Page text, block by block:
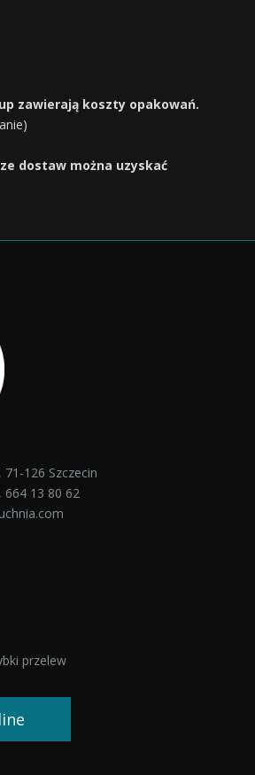
zawierają koszty opakowań.
dostaw można uzyskać
126 Szczecin
, 664 13 80 62
przelew